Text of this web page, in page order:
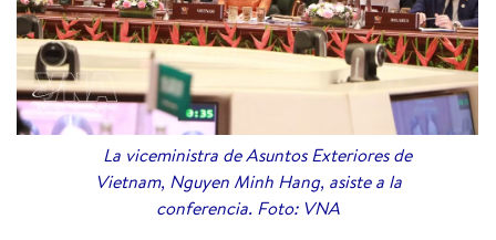
La viceministra de Asuntos Exteriores de
Vietnam, Nguyen Minh Hang, asiste a la
conferencia. Foto: VNA